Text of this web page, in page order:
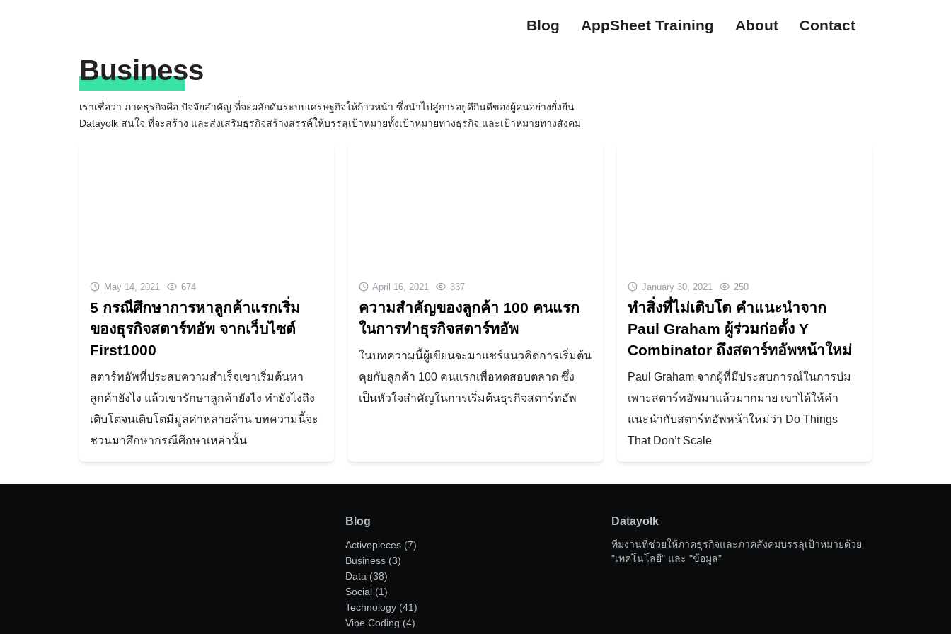
Blog AppSheet Training About Contact
Search
for:
Business
เราเชื่อว่า ภาคธุรกิจคือ ปัจจัยสำคัญ ที่จะผลักดันระบบเศรษฐกิจให้ก้าวหน้า ซึ่งนำไปสู่การอยู่ดีกินดีของผู้คนอย่างยั่งยืน
Datayolk สนใจ ที่จะสร้าง และส่งเสริมธุรกิจสร้างสรรค์ให้บรรลุเป้าหมายทั้งเป้าหมายทางธุรกิจ และเป้าหมายทางสังคม
May 14, 2021 674
5 กรณีศึกษาการหาลูกค้าแรกเริ่ม
ของธุรกิจสตาร์ทอัพ จากเว็บไซต์
First1000
สตาร์ทอัพที่ประสบความสำเร็จเขาเริ่มต้นหา
ลูกค้ายังไง แล้วเขารักษาลูกค้ายังไง ทำยังไงถึง
เติบโตจนเติบโตมีมูลค่าหลายล้าน บทความนี้จะ
ชวนมาศึกษากรณีศึกษาเหล่านั้น
April 16, 2021 337
ความสำคัญของลูกค้า 100 คนแรก
ในการทำธุรกิจสตาร์ทอัพ
ในบทความนี้ผู้เขียนจะมาแชร์แนวคิดการเริ่มต้น
คุยกับลูกค้า 100 คนแรกเพื่อทดสอบตลาด ซึ่ง
เป็นหัวใจสำคัญในการเริ่มต้นธุรกิจสตาร์ทอัพ
January 30, 2021 250
ทำสิ่งที่ไม่เติบโต คำแนะนำจาก
Paul Graham ผู้ร่วมก่อตั้ง Y
Combinator ถึงสตาร์ทอัพหน้าใหม่
Paul Graham จากผู้ที่มีประสบการณ์ในการบ่ม
เพาะสตาร์ทอัพมาแล้วมากมาย เขาได้ให้คำ
แนะนำกับสตาร์ทอัพหน้าใหม่ว่า Do Things
That Don’t Scale
Blog
Activepieces (7)
Business (3)
Data (38)
Social (1)
Technology (41)
Vibe Coding (4)
Datayolk
ทีมงานที่ช่วยให้ภาคธุรกิจและภาคสังคมบรรลุเป้าหมายด้วย
"เทคโนโลยี" และ "ข้อมูล"